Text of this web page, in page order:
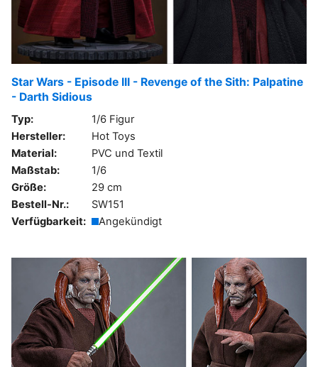
Star Wars - Episode III - Revenge of the Sith: Palpatine
- Darth Sidious
Typ:
1/6 Figur
Hersteller:
Hot Toys
Material:
PVC und Textil
Maßstab:
1/6
Größe:
29 cm
Bestell-Nr.:
SW151
Verfügbarkeit:
Angekündigt